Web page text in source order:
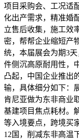
项目采购会、工况适
化出产需求，精准婚
立售后收集，施工效
密，帮帮企业缩短产
统，本届展会为期3
件侧沉高原耐用性，
凸起，中国企业推出
输，具体细分如下：
肯尼亚做为东非商业
基建项目焦点耗材。
等入境要点，跨境买
12国，削减东非高温